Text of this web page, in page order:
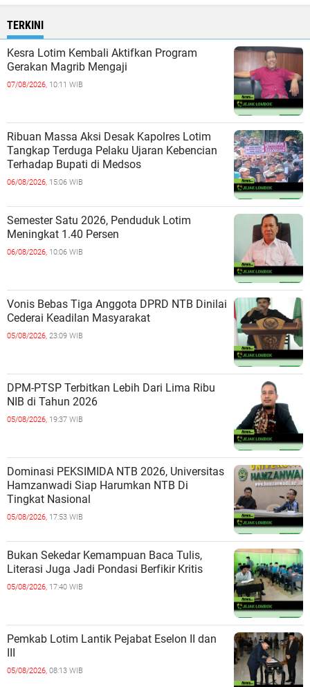
TERKINI
Kesra Lotim Kembali Aktifkan Program
Gerakan Magrib Mengaji
07/08/2026, 10:11 WIB
Ribuan Massa Aksi Desak Kapolres Lotim
Tangkap Terduga Pelaku Ujaran Kebencian
Terhadap Bupati di Medsos
06/08/2026, 15:06 WIB
Semester Satu 2026, Penduduk Lotim
Meningkat 1.40 Persen
06/08/2026, 10:06 WIB
Vonis Bebas Tiga Anggota DPRD NTB Dinilai
Cederai Keadilan Masyarakat
05/08/2026, 23:09 WIB
DPM-PTSP Terbitkan Lebih Dari Lima Ribu
NIB di Tahun 2026
05/08/2026, 19:37 WIB
Dominasi PEKSIMIDA NTB 2026, Universitas
Hamzanwadi Siap Harumkan NTB Di
Tingkat Nasional
05/08/2026, 17:53 WIB
Bukan Sekedar Kemampuan Baca Tulis,
Literasi Juga Jadi Pondasi Berfikir Kritis
05/08/2026, 17:40 WIB
Pemkab Lotim Lantik Pejabat Eselon II dan
III
05/08/2026, 08:13 WIB